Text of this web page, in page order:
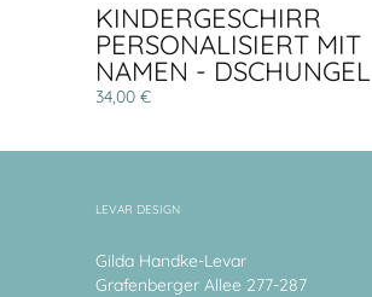
KINDERGESCHIRR
PERSONALISIERT MIT
NAMEN - DSCHUNGEL
34,00 €
LEVAR DESIGN
Gilda Handke-Levar
Grafenberger Allee 277-287